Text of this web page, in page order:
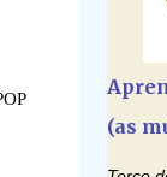
(as